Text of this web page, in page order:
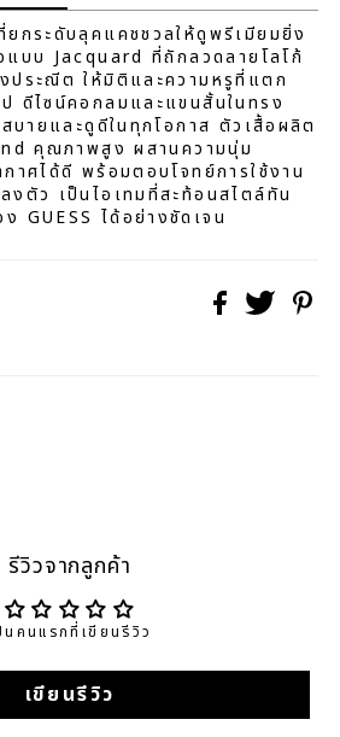
ยกระดับลุคแคชชวลให้ดูพรีเมียมยิ่ง
บบ Jacquard ที่ถักลวดลายโลโก้
ประณีต ให้มิติและความหรูที่แตก
ดีไซน์คอกลมและแขนสั้นในทรง
ายและดูดีในทุกโอกาส ตัวเสื้อผลิต
คุณภาพสูง ผสานความนุ่ม
าศได้ดี พร้อมตอบโจทย์การใช้งาน
งตัว เป็นไอเทมที่สะท้อนสไตล์ทัน
GUESS ได้อย่างชัดเจน
รีวิวจากลูกค้า
นคนแรกที่เขียนรีวิว
เขียนรีวิว